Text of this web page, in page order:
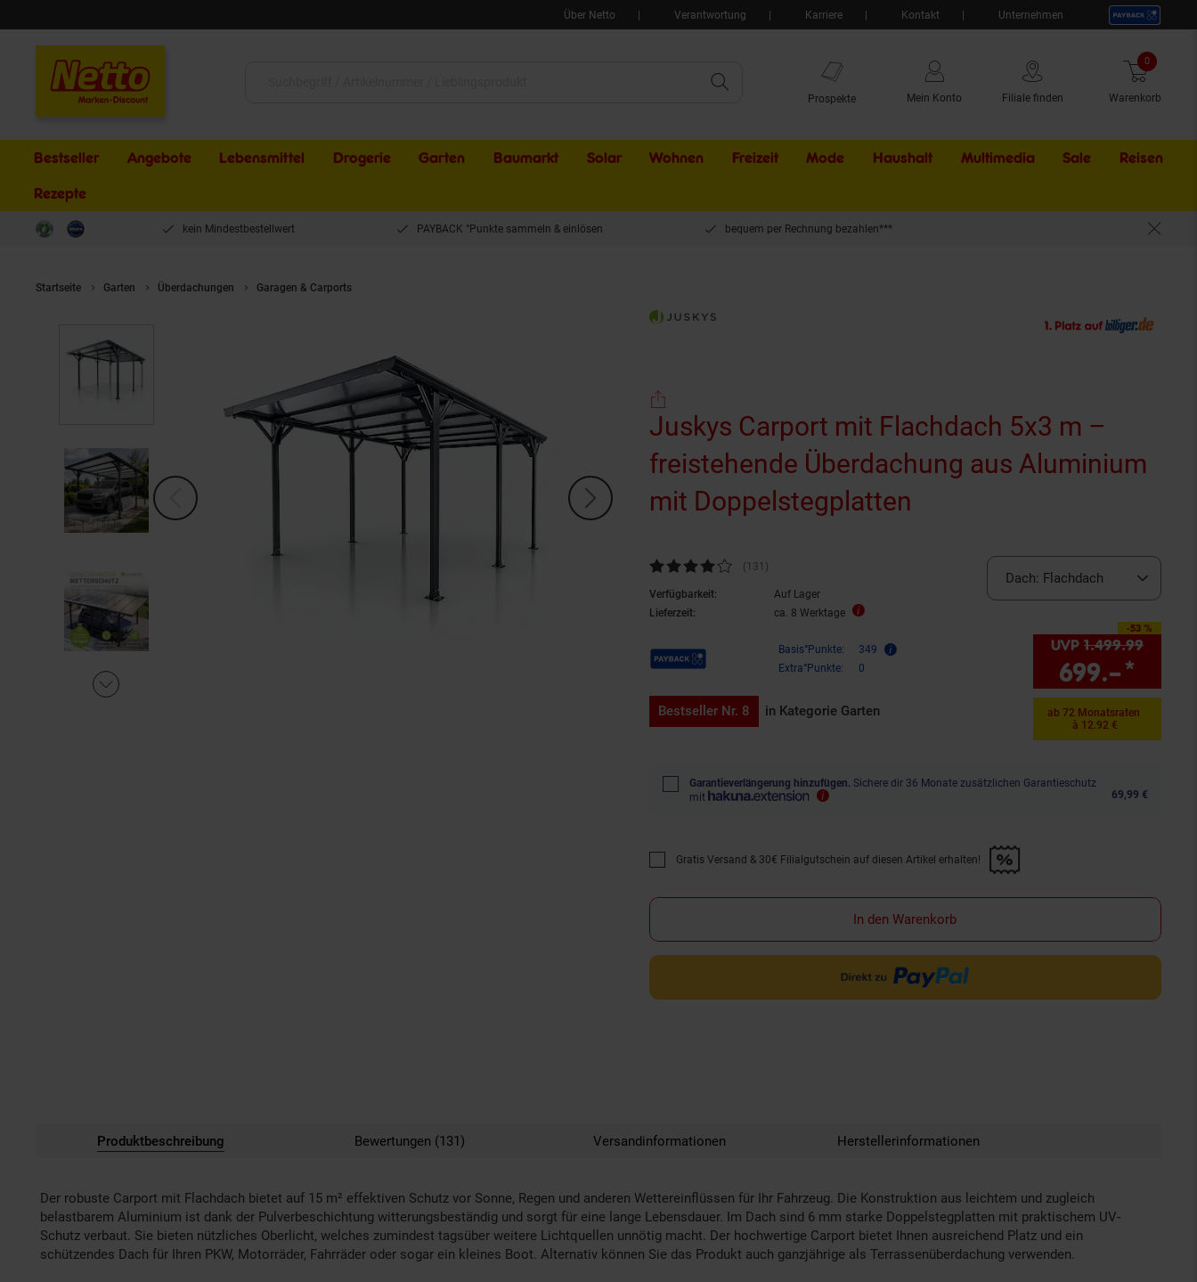
Über Netto Verantwortung Karriere Kontakt Unternehmen
Prospekte Mein Konto Filiale finden Warenkorb
0 Artikel
Bestseller Angebote Lebensmittel Drogerie Garten Baumarkt Solar Wohnen Freizeit Mode Haushalt Multimedia Sale Externer
Reisen
Rezepte
kein Mindestbestellwert PAYBACK °Punkte sammeln & einlösen bequem per Rechnung bezahlen***
Startseite Garten Überdachungen Garagen & Carports
Juskys Carport mit Flachdach 5x3 m –
freistehende Überdachung aus Aluminium
mit Doppelstegplatten
Kundenbewertung: 4,06 von 5 Sternen
(131 Kundenbewertungen
)
Verfügbarkeit:
Auf Lager
Lieferzeit:
ca. 8 Werktage
Payback Punkte Basis°Punkte:
349
Extra°Punkte:
0
Bestseller Nr. 8 in Kategorie Garten
Dach: Flachdach
-53 %
Sie Sparen 53 Prozent,
UVP 1.499.99
699.–*
ab 72 Monatsraten
à 12.92 €
Garantieverlängerung hinzufügen. Sichere dir 36 Monate zusätzlichen Garantieschutz
mit
69,99 €
Promotion "Gratis Versand &amp; 30€ Filialgutschein auf diesen Artikel erhalten!" anwenden
Gratis Versand & 30€ Filialgutschein auf diesen Artikel erhalten!
In den Warenkorb
Produktbeschreibung Bewertungen (131) Versandinformationen Herstellerinformationen
Der robuste Carport mit Flachdach bietet auf 15 m² effektiven Schutz vor Sonne, Regen und anderen Wettereinflüssen für Ihr Fahrzeug. Die Konstruktion aus leichtem und zugleich
belastbarem Aluminium ist dank der Pulverbeschichtung witterungsbeständig und sorgt für eine lange Lebensdauer. Im Dach sind 6 mm starke Doppelstegplatten mit praktischem UV-
Schutz verbaut. Sie bieten nützliches Oberlicht, welches zumindest tagsüber weitere Lichtquellen unnötig macht. Der hochwertige Carport bietet Ihnen ausreichend Platz und ein
schützendes Dach für Ihren PKW, Motorräder, Fahrräder oder sogar ein kleines Boot. Alternativ können Sie das Produkt auch ganzjährige als Terrassenüberdachung verwenden.